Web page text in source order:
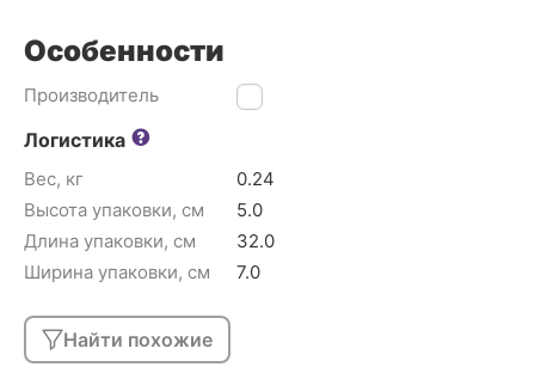
Особенности
Производитель HP
Логистика
Вес, кг
0.24
Высота упаковки, см
5.0
Длина упаковки, см
32.0
Ширина упаковки, см
7.0
Найти похожие